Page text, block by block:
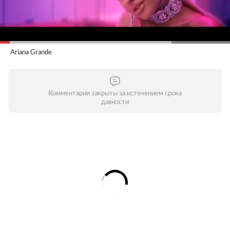
Ariana Grande
Комментарии закрыты за истечением срока
давности